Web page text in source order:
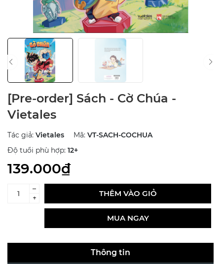
[Pre-order] Sách - Cờ Chúa -
Vietales
Tác giả: Vietales Mã: VT-SACH-COCHUA
Độ tuổi phù hợp: 12+
139.000₫
–
+
THÊM VÀO GIỎ
MUA NGAY
Thông tin